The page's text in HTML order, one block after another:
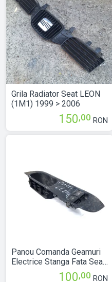
Grila Radiator Seat LEON
(1M1) 1999 > 2006
150,00 RON
Panou Comanda Geamuri
Electrice Stanga Fata Seat
IBIZA Mk 4 (6L) 2002 >
100,00 RON